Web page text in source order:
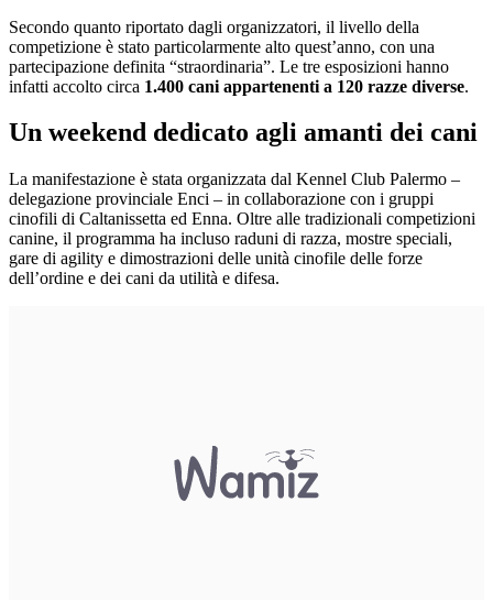
Secondo quanto riportato dagli organizzatori, il livello della
competizione è stato particolarmente alto quest’anno, con una
partecipazione definita “straordinaria”. Le tre esposizioni hanno
infatti accolto circa 1.400 cani appartenenti a 120 razze diverse.
Un weekend dedicato agli amanti dei cani
La manifestazione è stata organizzata dal Kennel Club Palermo –
delegazione provinciale Enci – in collaborazione con i gruppi
cinofili di Caltanissetta ed Enna. Oltre alle tradizionali competizioni
canine, il programma ha incluso raduni di razza, mostre speciali,
gare di agility e dimostrazioni delle unità cinofile delle forze
dell’ordine e dei cani da utilità e difesa.